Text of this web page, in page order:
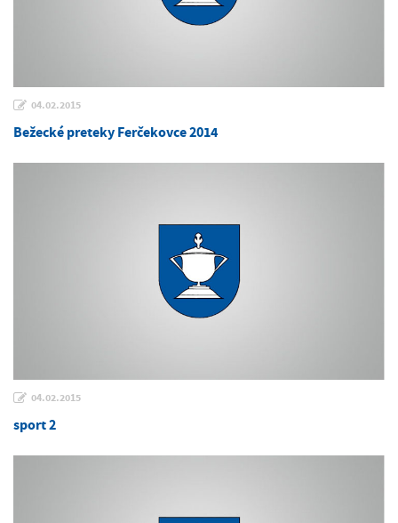
04.02.2015
Bežecké preteky Ferčekovce 2014
04.02.2015
sport 2